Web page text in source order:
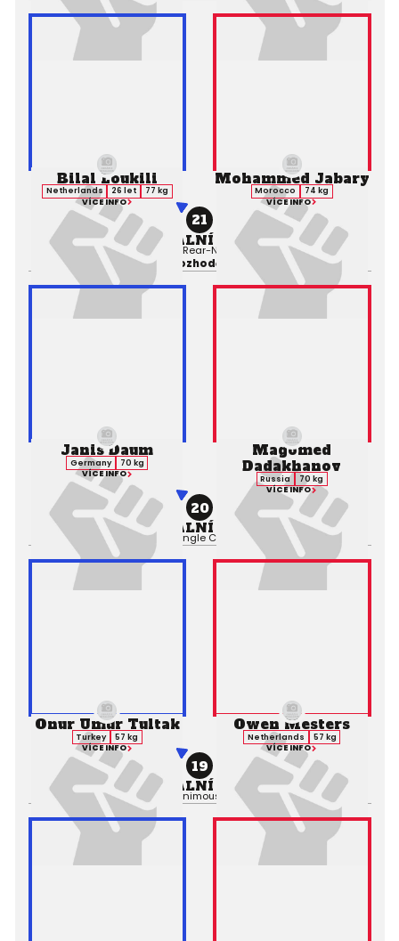
Bilal Loukili
Netherlands 26 let
77 kg
VÍCE INFO
21
PROFESIONÁLNÍ ZÁPAS MMA
Výsledek:Submission (Rear-Naked Choke), 1. kolo 2:04,
Rozhodčí:
Mohammed Jabary
Morocco
74 kg
VÍCE INFO
Janis Daum
Germany
70 kg
VÍCE INFO
20
PROFESIONÁLNÍ ZÁPAS MMA
Výsledek: Submission (Triangle Choke), 1. kolo 1:55, Rozhodčí:
Magomed
Dadakhanov
Russia
70 kg
VÍCE INFO
Onur Umur Tultak
Turkey
57 kg
VÍCE INFO
19
PROFESIONÁLNÍ ZÁPAS MMA
Výsledek:Decision (Unanimous), 2. kolo 3:00,Rozhodčí:
Owen Mesters
Netherlands
57 kg
VÍCE INFO